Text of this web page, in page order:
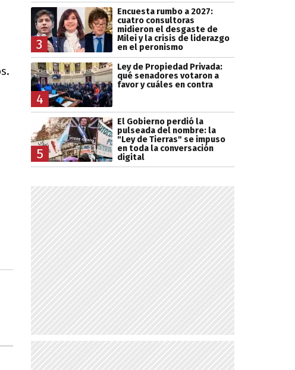
3
Encuesta rumbo a 2027:
cuatro consultoras
midieron el desgaste de
Milei y la crisis de liderazgo
en el peronismo
4
Ley de Propiedad Privada:
qué senadores votaron a
favor y cuáles en contra
5
El Gobierno perdió la
pulseada del nombre: la
"Ley de Tierras" se impuso
en toda la conversación
digital